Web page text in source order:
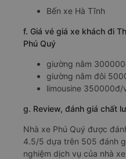
Bến xe Hà Tĩnh
f. Giá vé giá xe khách đi
Phú Quý
giường nằm
giường nằm đôi
limousine 350000đ/
g. Review, đánh giá chất
Nhà xe Phú Quý được
4.5/5 dựa trên 505 đánh
nghiệm dịch vụ của nhà